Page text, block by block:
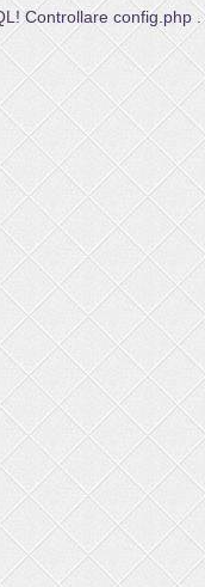
Controllare config.php .